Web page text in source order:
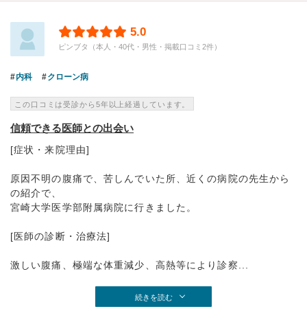
5.0
ピンブタ（本人・40代・男性・掲載口コミ2件）
内科 クローン病
この口コミは受診から5年以上経過しています。
信頼できる医師との出会い
[症状・来院理由]
原因不明の腹痛で、苦しんでいた所、近くの病院の先生から
の紹介で、
宮崎大学医学部附属病院に行きました。
[医師の診断・治療法]
激しい腹痛、極端な体重減少、高熱等により診察...
続きを読む